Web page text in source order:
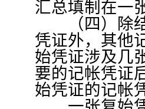
汇总填制在一
（四）除结
凭证外，其他
始凭证涉及几
要的记帐凭证
始凭证的记帐